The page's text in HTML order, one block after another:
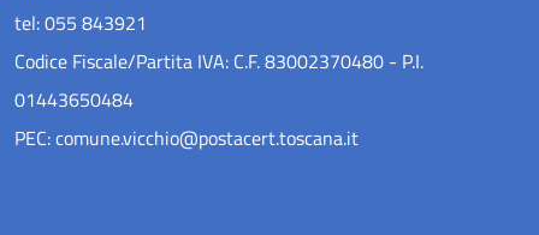
tel: 055 843921
Codice Fiscale/Partita IVA: C.F. 83002370480 - P.I.
01443650484
PEC: comune.vicchio@postacert.toscana.it